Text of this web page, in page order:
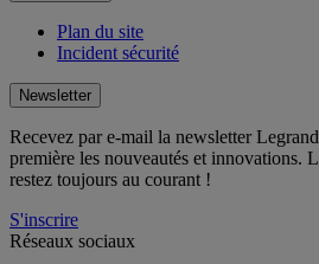
Plan du site
Incident sécurité
Newsletter
Recevez par e-mail la newsletter
première les nouveautés et innovations.
restez toujours au courant !
S'inscrire
Réseaux sociaux